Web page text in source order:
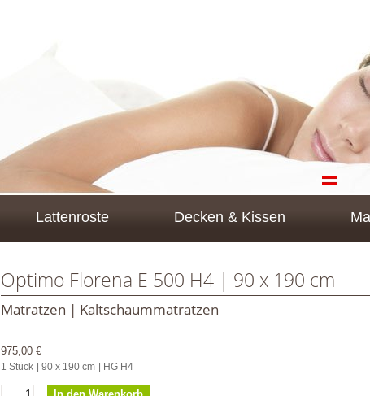
Lattenroste Decken & Kissen
Optimo Florena E 500 H4 | 90 x 190 cm
Matratzen | Kaltschaummatratzen
975,00 €
1 Stück | 90 x 190 cm | HG H4